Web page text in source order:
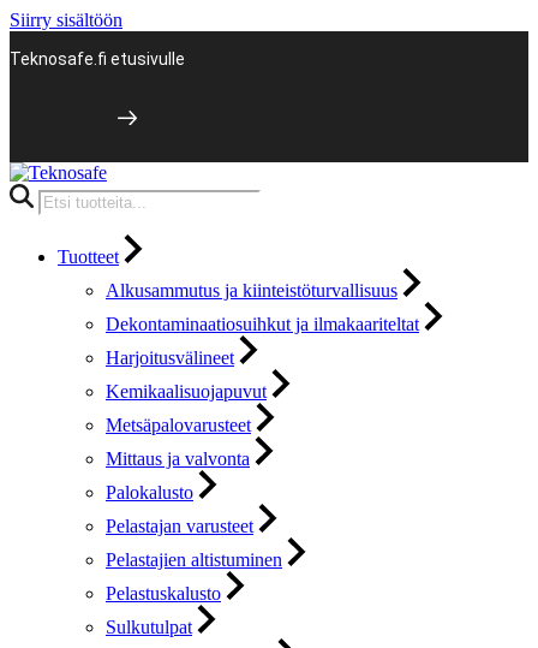
Siirry sisältöön
Teknosafe.fi etusivulle
Products
search
Tuotteet
Alkusammutus ja kiinteistöturvallisuus
Dekontaminaatiosuihkut ja ilmakaariteltat
Harjoitusvälineet
Kemikaalisuojapuvut
Metsäpalovarusteet
Mittaus ja valvonta
Palokalusto
Pelastajan varusteet
Pelastajien altistuminen
Pelastuskalusto
Sulkutulpat